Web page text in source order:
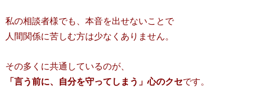
私の相談者様でも、本音を出せないことで
人間関係に苦しむ方は少なくありません。
その多くに共通しているのが、
「言う前に、自分を守ってしまう」心のクセです。